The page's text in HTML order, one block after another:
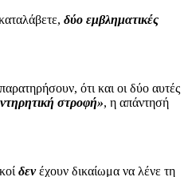
δύο εμβληματικές
ότι και οι δύο αυτές
στροφή», η απάντησή
δενέχουν δικαίωμα να λένε τη